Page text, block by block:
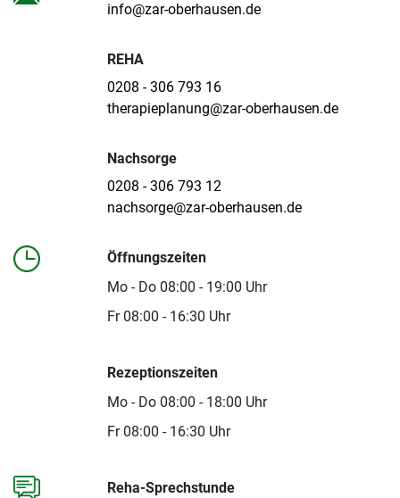
info@zar-oberhausen.de
Reha-Sprechstunde
REHA
0208 - 306 793 16
therapieplanung@zar-oberhausen.de
Öffnungszeiten
Mo - Do 08:00 - 19:00 Uhr
Fr 08:00 - 16:30 Uhr
Nachsorge
0208 - 306 793 12
nachsorge@zar-oberhausen.de
Rezeptionszeiten
Mo - Do 08:00 - 18:00 Uhr
Fr 08:00 - 16:30 Uhr